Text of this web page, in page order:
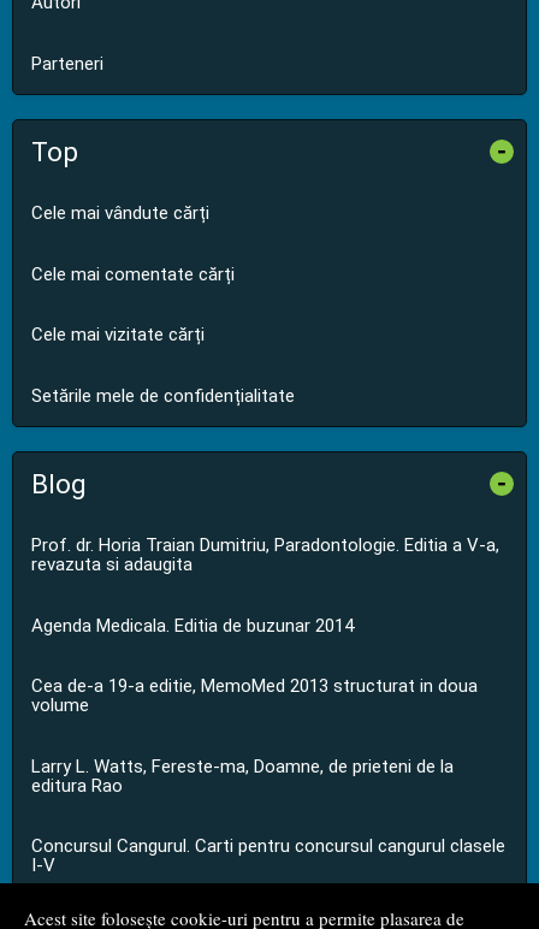
Acest site folosește cookie-uri pentru a permite plasarea de
Parteneri
Top -
Cele mai vândute cărți
Cele mai comentate cărți
Cele mai vizitate cărți
Setările mele de confidențialitate
Blog -
Prof. dr. Horia Traian Dumitriu, Paradontologie. Editia a V-a,
revazuta si adaugita
Agenda Medicala. Editia de buzunar 2014
Cea de-a 19-a editie, MemoMed 2013 structurat in doua
volume
Larry L. Watts, Fereste-ma, Doamne, de prieteni de la
editura Rao
Concursul Cangurul. Carti pentru concursul cangurul clasele
I-V